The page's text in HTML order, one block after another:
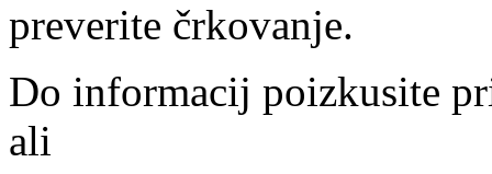
preverite črkovanje.
Do informacij poizkusite
ali